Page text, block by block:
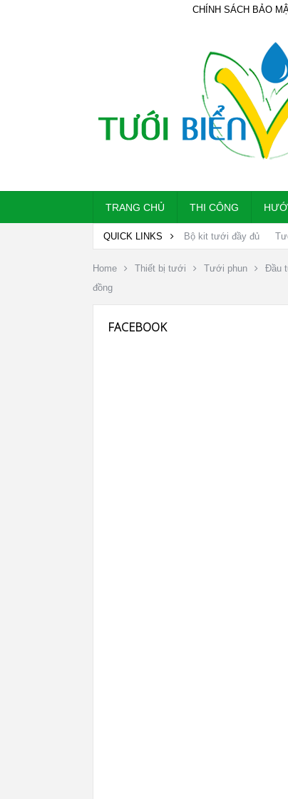
CHÍNH SÁCH BẢO
TRANG CHỦ THI CÔNG
QUICK LINKS Bộ kit tưới đầy đủ
Home Thiết bị tưới Tưới phun Đầu
đồng
FACEBOOK